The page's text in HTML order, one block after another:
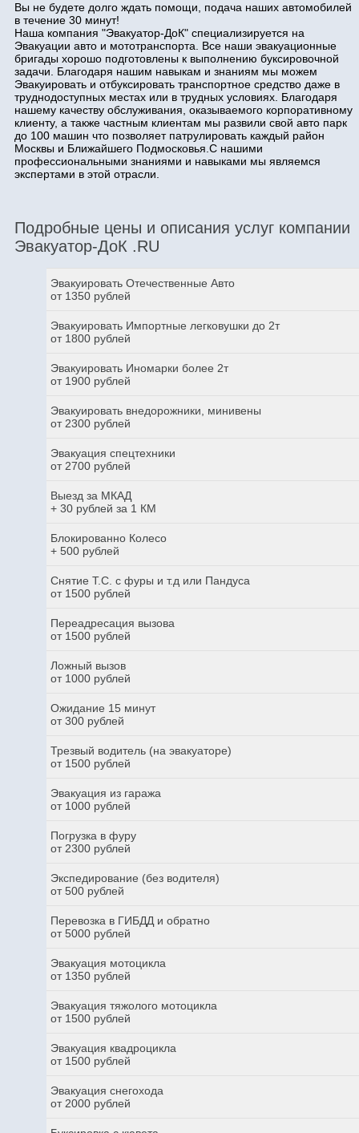
Вы не будете долго ждать помощи, подача наших автомобилей
в течение 30 минут!
Наша компания "Эвакуатор-ДоК" специализируется на
Эвакуации авто и мототранспорта. Все наши эвакуационные
бригады хорошо подготовлены к выполнению буксировочной
задачи. Благодаря нашим навыкам и знаниям мы можем
Эвакуировать и отбуксировать транспортное средство даже в
труднодоступных местах или в трудных условиях. Благодаря
нашему качеству обслуживания, оказываемого корпоративному
клиенту, а также частным клиентам мы развили свой авто парк
до 100 машин что позволяет патрулировать каждый район
Москвы и Ближайшего Подмосковья.С нашими
профессиональными знаниями и навыками мы являемся
экспертами в этой отрасли.
Подробные цены и описания услуг компании
Эвакуатор-ДоК .RU
Эвакуировать Отечественные Авто
от 1350 рублей
Эвакуировать Импортные легковушки до 2т
от 1800 рублей
Эвакуировать Иномарки более 2т
от 1900 рублей
Эвакуировать внедорожники, минивены
от 2300 рублей
Эвакуация спецтехники
от 2700 рублей
Выезд за МКАД
+ 30 рублей за 1 КМ
Блокированно Колесо
+ 500 рублей
Снятие Т.С. с фуры и т.д или Пандуса
от 1500 рублей
Переадресация вызова
от 1500 рублей
Ложный вызов
от 1000 рублей
Ожидание 15 минут
от 300 рублей
Трезвый водитель (на эвакуаторе)
от 1500 рублей
Эвакуация из гаража
от 1000 рублей
Погрузка в фуру
от 2300 рублей
Экспедирование (без водителя)
от 500 рублей
Перевозка в ГИБДД и обратно
от 5000 рублей
Эвакуация мотоцикла
от 1350 рублей
Эвакуация тяжолого мотоцикла
от 1500 рублей
Эвакуация квадроцикла
от 1500 рублей
Эвакуация снегохода
от 2000 рублей